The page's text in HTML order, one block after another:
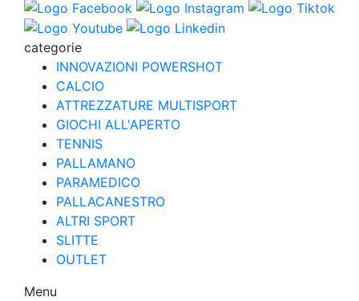
categorie
INNOVAZIONI POWERSHOT
CALCIO
ATTREZZATURE MULTISPORT
GIOCHI ALL'APERTO
TENNIS
PALLAMANO
PARAMEDICO
PALLACANESTRO
ALTRI SPORT
SLITTE
OUTLET
Menu